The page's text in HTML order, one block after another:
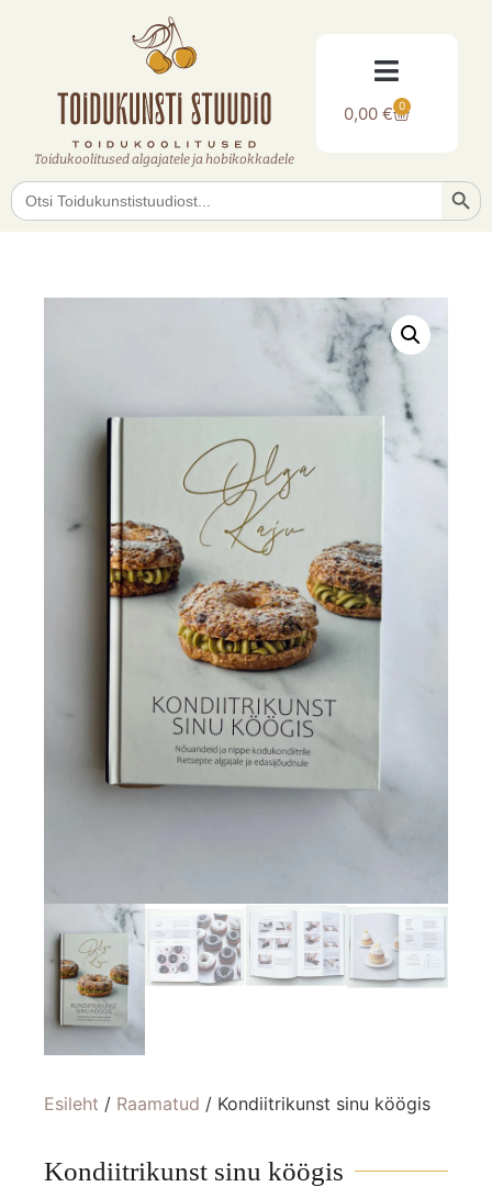
Toidukoolitused algajatele ja hobikokkadele
0,00€ 0
Search
for:
Esileht / Raamatud / Kondiitrikunst sinu köögis
Kondiitrikunst sinu köögis